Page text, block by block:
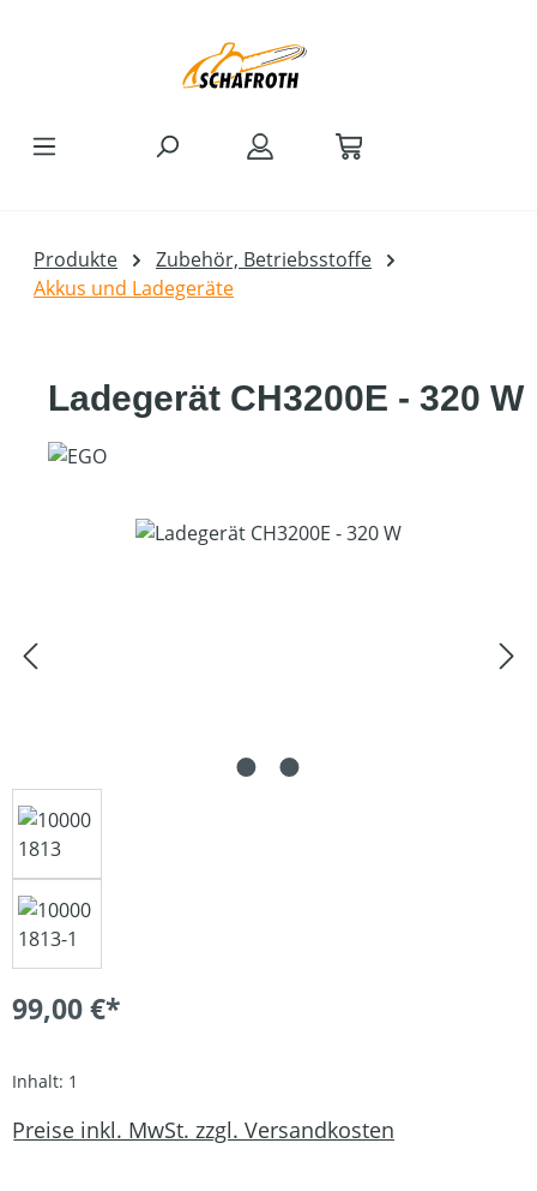
Produkte
Zubehör, Betriebsstoffe
Akkus und Ladegeräte
Ladegerät CH3200E - 320 W
Bildergalerie überspringen
99,00 €*
Inhalt: 1
Preise inkl. MwSt. zzgl. Versandkosten